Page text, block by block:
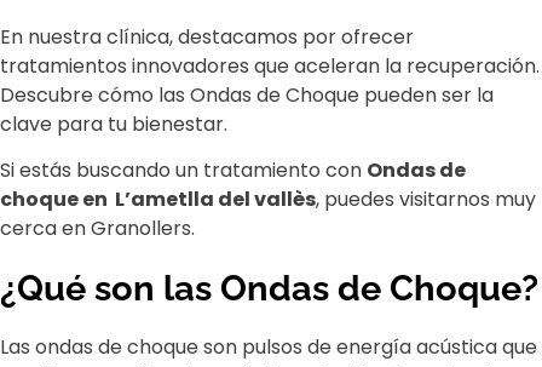
En nuestra clínica, destacamos por ofrecer
tratamientos innovadores que aceleran la recuperación.
Descubre cómo las Ondas de Choque pueden ser la
clave para tu bienestar.
Si estás buscando un tratamiento con Ondas de
choque en L’ametlla del vallès, puedes visitarnos muy
cerca en Granollers.
¿Qué son las Ondas de Choque?
Las ondas de choque son pulsos de energía acústica que